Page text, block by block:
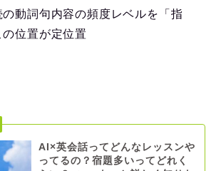
動詞句内容の頻度レベルを「指
位置が定位置
AI×英会話ってどんなレッスンや
ってるの？宿題多いってどれく